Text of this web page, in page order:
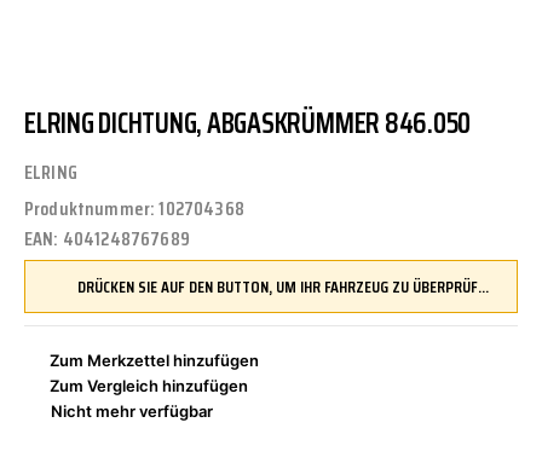
ELRING DICHTUNG, ABGASKRÜMMER 846.050
ELRING
Produktnummer:102704368
EAN: 4041248767689
DRÜCKEN SIE AUF DEN BUTTON, UM IHR FAHRZEUG ZU ÜBERPRÜFEN UND SICHERZUSTELLEN, DASS DIESES TEIL KOMPATIBEL IST, BEVOR SIE ES BESTELLEN
Zum Merkzettel hinzufügen
Zum Vergleich hinzufügen
Nicht mehr verfügbar